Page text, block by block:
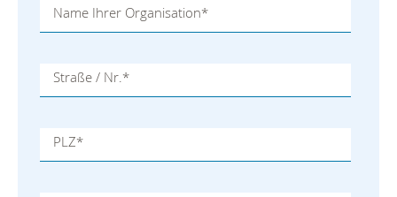
Name Ihrer Organisation*
Straße / Nr.*
PLZ*